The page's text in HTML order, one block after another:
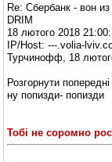
Re: Сбербанк - вон
DRIM
18 лютого 2018
IP/Host: ---.volia-
Турчинофф, 18
Розгорнути попередні
ну попизди- попизди
Тобі не соромно